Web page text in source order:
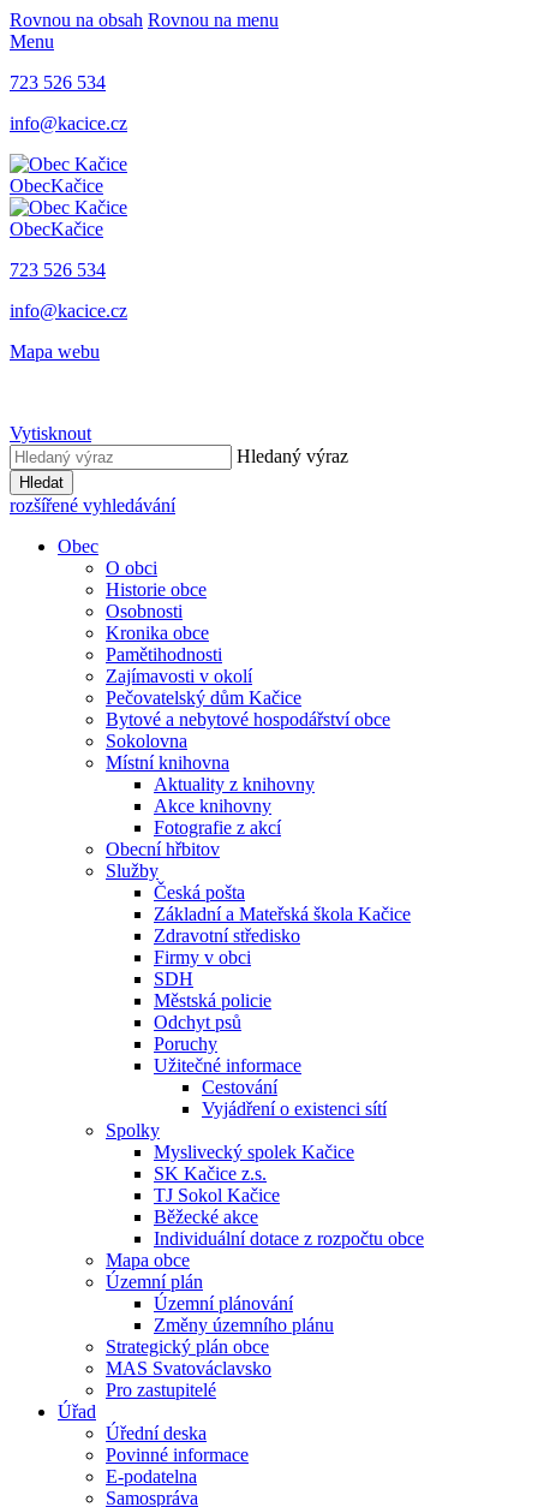
Rovnou na obsah Rovnou na menu
Menu
723 526 534
info@kacice.cz
ObecKačice
ObecKačice
723 526 534
info@kacice.cz
Mapa webu
Vytisknout
Hledaný výraz
Hledat
rozšířené vyhledávání
Obec
O obci
Historie obce
Osobnosti
Kronika obce
Pamětihodnosti
Zajímavosti v okolí
Pečovatelský dům Kačice
Bytové a nebytové hospodářství obce
Sokolovna
Místní knihovna
Aktuality z knihovny
Akce knihovny
Fotografie z akcí
Obecní hřbitov
Služby
Česká pošta
Základní a Mateřská škola Kačice
Zdravotní středisko
Firmy v obci
SDH
Městská policie
Odchyt psů
Poruchy
Užitečné informace
Cestování
Vyjádření o existenci sítí
Spolky
Myslivecký spolek Kačice
SK Kačice z.s.
TJ Sokol Kačice
Běžecké akce
Individuální dotace z rozpočtu obce
Mapa obce
Územní plán
Územní plánování
Změny územního plánu
Strategický plán obce
MAS Svatováclavsko
Pro zastupitelé
Úřad
Úřední deska
Povinné informace
E-podatelna
Samospráva